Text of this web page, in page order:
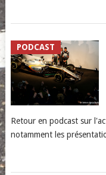
PODCAST
Retour en podcast sur
notamment les